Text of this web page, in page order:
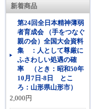
新着商品
第24回全日本精神薄弱
者育成会 （手をつなぐ
親の会）全国大会資料
集 ：人として尊厳に
ふさわしい処遇の確
率 （とき：昭和50年
10月7日-8日 とこ
ろ：山形県山形市）
2,000円